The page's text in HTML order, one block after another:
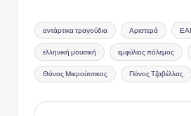
Ετικέτες:
αντάρτικα τραγούδια Αριστερά
ελληνική μουσική εμφύλιος πόλεμος
Θάνος Μικρούτσικος Πάνος Τζαβέλλας